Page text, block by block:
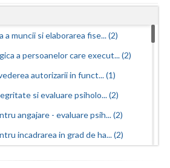
a muncii si elaborarea fise... (2)
a persoanelor care execut... (2)
autorizarii in funct... (1)
si evaluare psiholo... (2)
angajare - evaluare psih... (2)
incadrarea in grad de ha... (2)